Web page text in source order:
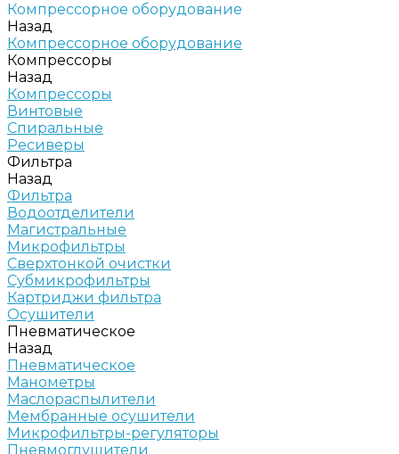
Компрессорное оборудование
Назад
Компрессорное оборудование
Компрессоры
Назад
Компрессоры
Винтовые
Спиральные
Ресиверы
Фильтра
Назад
Фильтра
Водоотделители
Магистральные
Микрофильтры
Сверхтонкой очистки
Субмикрофильтры
Картриджи фильтра
Осушители
Пневматическое
Назад
Пневматическое
Манометры
Маслораспылители
Мембранные осушители
Микрофильтры-регуляторы
Пневмоглушители